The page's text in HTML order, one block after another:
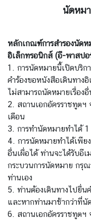
ร
จ
า
ก
เ
อ
อั
ค
ร
ร
า
ช
ทู
ต
นัดหม
หลักเกณฑ์การสำรองนัดห
อิเล็กทรอนิกส์ (อี-พาสปอ
1. การนัดหมายนี้เปิดบริก
คำร้องขอหนังสือเดินทาง
ไม่สามารถนัดหมายเรื่อง
2. สถานเอกอัครราชทูตฯ
เดือน
3. การทำนัดหมายทำได้
4. การนัดหมายทำได้เพีย
อื่นเผื่อได้ ท่านจะได้รับอี
กระบวนการนัดหมาย กรุ
ท่านเอง
5. ท่านต้องเดินทางไปยื่น
และหากท่านมาช้ากว่าที่
6. สถานเอกอัครราชทูตฯ